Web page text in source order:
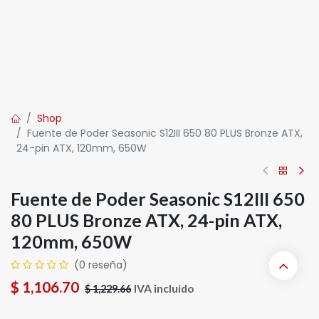
Shop
Fuente de Poder Seasonic S12III 650 80 PLUS Bronze ATX,
24-pin ATX, 120mm, 650W
Fuente de Poder Seasonic S12III 650
80 PLUS Bronze ATX, 24-pin ATX,
120mm, 650W
(0 reseña)
$ 1,106.70 $1,229.66 IVA incluido